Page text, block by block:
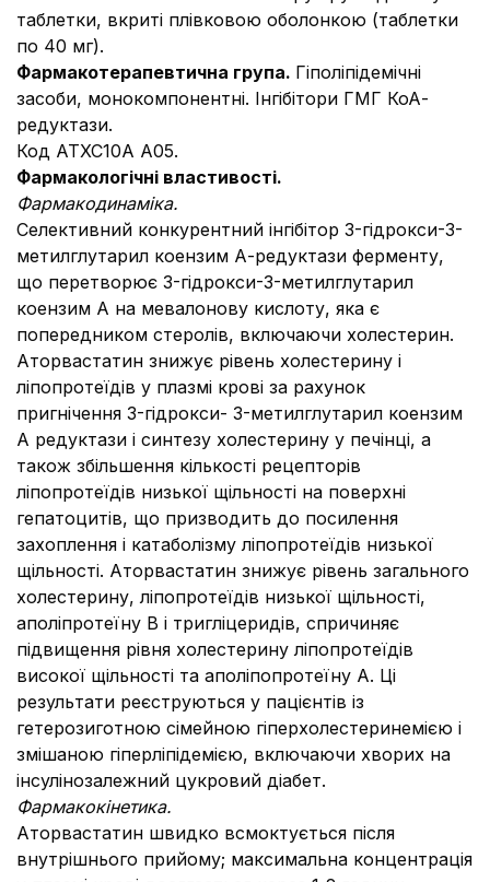
таблетки, вкриті плівковою оболонкою (таблетки
по 40 мг).
Фармакотерапевтична група. Гіполіпідемічні
засоби, монокомпонентні. Інгібітори ГМГ КоА-
редуктази.
Код АТХС10А А05.
Фармакологічні властивості.
Фармакодинаміка.
Селективний конкурентний інгібітор 3-гідрокси-3-
метилглутарил коензим А-редуктази ферменту,
що перетворює 3-гідрокси-3-метилглутарил
коензим А на мевалонову кислоту, яка є
попередником стеролів, включаючи холестерин.
Аторвастатин знижує рівень холестерину і
ліпопротеїдів у плазмі крові за рахунок
пригнічення 3-гідрокси- 3-метилглутарил коензим
А редуктази і синтезу холестерину у печінці, а
також збільшення кількості рецепторів
ліпопротеїдів низької щільності на поверхні
гепатоцитів, що призводить до посилення
захоплення і катаболізму ліпопротеїдів низької
щільності. Аторвастатин знижує рівень загального
холестерину, ліпопротеїдів низької щільності,
аполіпротеїну В і тригліцеридів, спричиняє
підвищення рівня холестерину ліпопротеїдів
високої щільності та аполіпопротеїну А. Ці
результати реєструються у пацієнтів із
гетерозиготною сімейною гіперхолестеринемією і
змішаною гіперліпідемією, включаючи хворих на
інсулінозалежний цукровий діабет.
Фармакокінетика.
Аторвастатин швидко всмоктується після
внутрішнього прийому; максимальна концентрація